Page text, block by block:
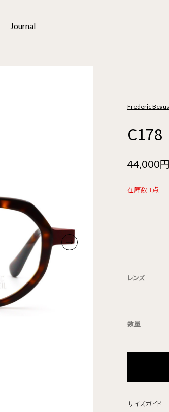
Journal
Frederic
44,000円
在庫数 1点
レンズ
数量
サイズガイド